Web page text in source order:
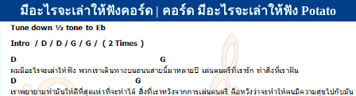
มีอะไรจะเล่าให้ฟังคอร์ด | คอร์ด มีอะไรจะเล่าให้ฟัง Potato